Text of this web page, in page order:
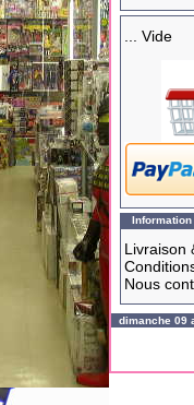
... Vide
Information
Livraison
Nous
dimanche 09